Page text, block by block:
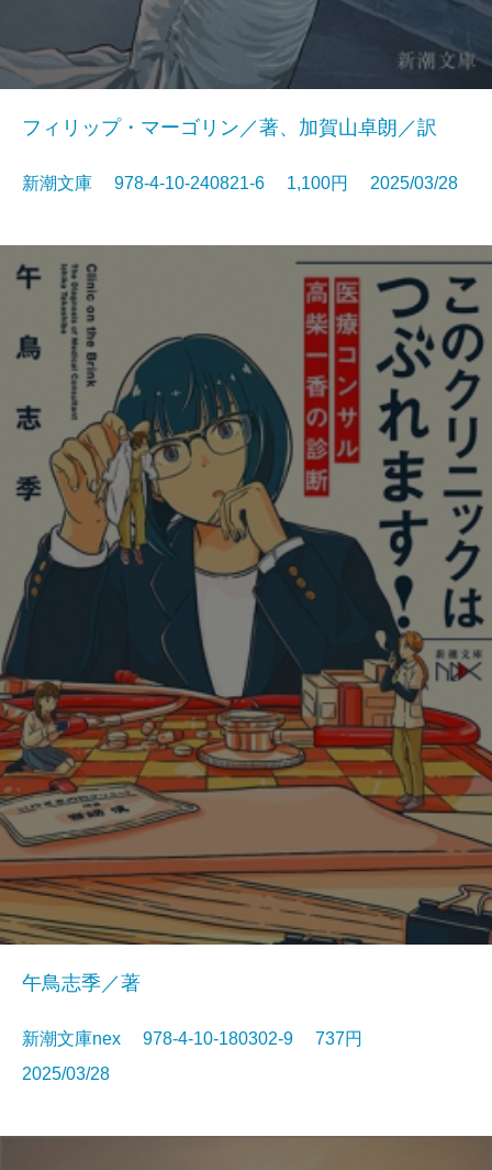
フィリップ・マーゴリン／著、加賀山卓朗／訳
新潮文庫 978-4-10-240821-6 1,100円 2025/03/28
午鳥志季／著
新潮文庫nex 978-4-10-180302-9 737円
2025/03/28